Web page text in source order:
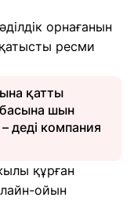
орнағанын
ресми
қатты
шын
деді компания
құрған
ойын